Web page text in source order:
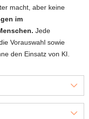
macht, aber keine
im
Jede
Vorauswahl sowie
den Einsatz von KI.